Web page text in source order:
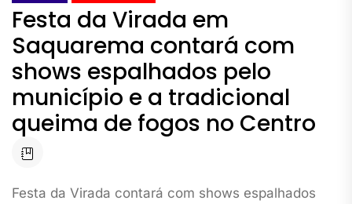
Festa da Virada em
Saquarema contará com
shows espalhados pelo
município e a tradicional
queima de fogos no Centro
Festa da Virada contará com shows espalhados